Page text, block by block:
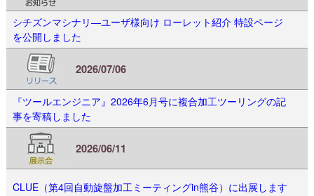
シチズンマシナリ―ユーザ様向け ローレット紹介 特設ページ
を公開しました
2026/07/06
『ツールエンジニア』2026年6月号に複合加工ツーリングの記
事を寄稿しました
2026/06/11
CLUE（第4回自動旋盤加工ミーティングin熊谷）に出展します